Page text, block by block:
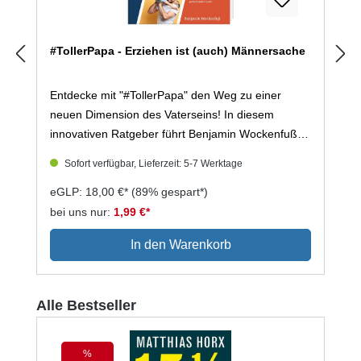
#TollerPapa - Erziehen ist (auch) Männersache
Entdecke mit "#TollerPapa" den Weg zu einer
neuen Dimension des Vaterseins! In diesem
innovativen Ratgeber führt Benjamin Wockenfuß,
Sozialpädagoge, durch die vielschichtigen Aspekte
moderner Vaterschaft. Angereichert mit
praktischen Wissens-Sprints, die sich nahtlos in
den Familienalltag integrieren lassen, ist dieses
Buch mehr als nur ein Ratgeber – es ist ein
"#TollerPapa" hast du alles, was du brauchst, um
und Freude anzutreten. Trete ein in eine Welt, in
Sofort verfügbar, Lieferzeit: 5-7 Werktage
eGLP: 18,00 €* (89% gespart*)
bei uns nur: 1,99 €*
In den Warenkorb
Produktgalerie überspringen
Alle Bestseller
%